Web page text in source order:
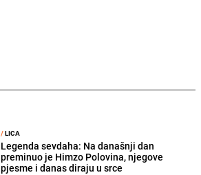
/LICA
Legenda sevdaha: Na današnji dan
preminuo je Himzo Polovina, njegove
pjesme i danas diraju u srce